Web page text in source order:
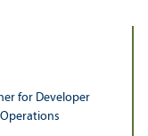
for Developer